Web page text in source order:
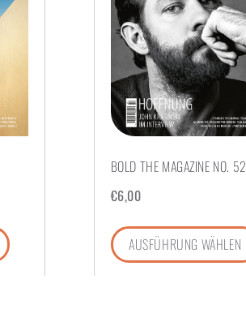
BOLD THE MAGAZINE NO. 52
€6,00
AUSFÜHRUNG WÄHLEN